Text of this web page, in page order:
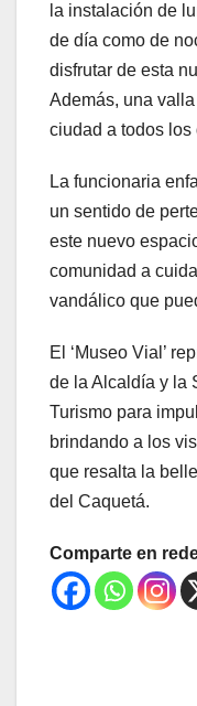
la instalación de
de día como de
disfrutar de esta
Además, una
ciudad a todos los
La funcionaria
un sentido de
este nuevo
comunidad a
vandálico que
El ‘Museo Vial’
de la Alcaldía y la
Turismo para
brindando a los
que resalta la
del Caquetá.
Comparte en